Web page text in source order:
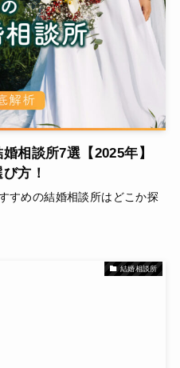
相談所7選【2025年】
方！
すめの結婚相談所はどこか探
結婚相談所